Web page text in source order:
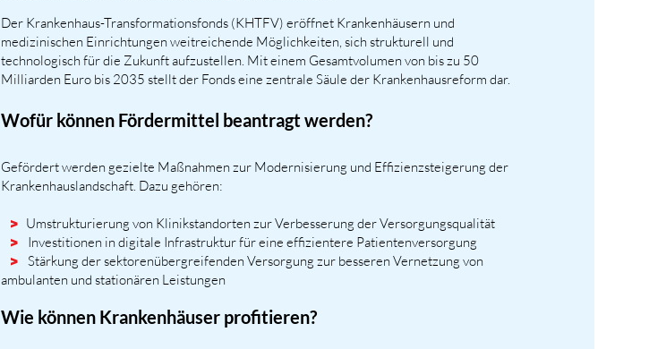
Der Krankenhaus-Transformationsfonds (KHTFV) eröffnet Krankenhäusern und
medizinischen Einrichtungen weitreichende Möglichkeiten, sich strukturell und
technologisch für die Zukunft aufzustellen. Mit einem Gesamtvolumen von bis zu 50
Milliarden Euro bis 2035 stellt der Fonds eine zentrale Säule der Krankenhausreform dar.
Wofür können Fördermittel beantragt werden?
Gefördert werden gezielte Maßnahmen zur Modernisierung und Effizienzsteigerung der
Krankenhauslandschaft. Dazu gehören:
> Umstrukturierung von Klinikstandorten zur Verbesserung der Versorgungsqualität
> Investitionen in digitale Infrastruktur für eine effizientere Patientenversorgung
> Stärkung der sektorenübergreifenden Versorgung zur besseren Vernetzung von
ambulanten und stationären Leistungen
Wie können Krankenhäuser profitieren?